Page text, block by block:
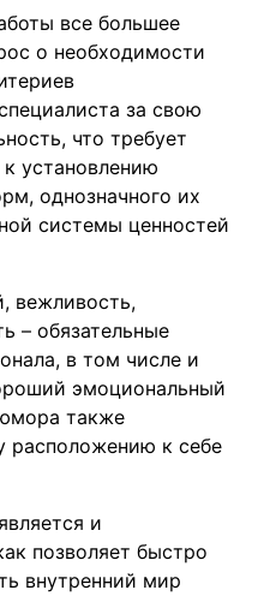
все большее
о необходимости
за свою
что требует
установлению
однозначного их
системы ценностей
вежливость,
– обязательные
в том числе и
эмоциональный
также
расположению к себе
и
позволяет быстро
внутренний мир